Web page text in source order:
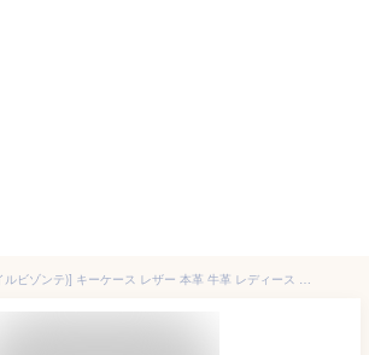
[IL BISONTE (イルビゾンテ)] キーケース レザー 本革 牛革 レディース メンズ ユニセックス グレー